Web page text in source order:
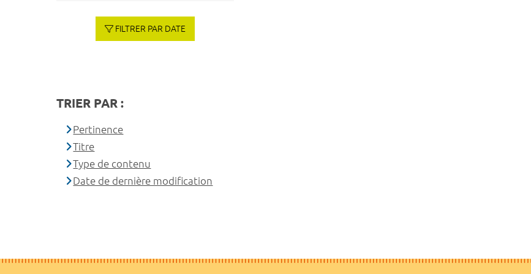
FILTRER PAR DATE
TRIER PAR :
Pertinence
Titre
Type de contenu
Date de dernière modification